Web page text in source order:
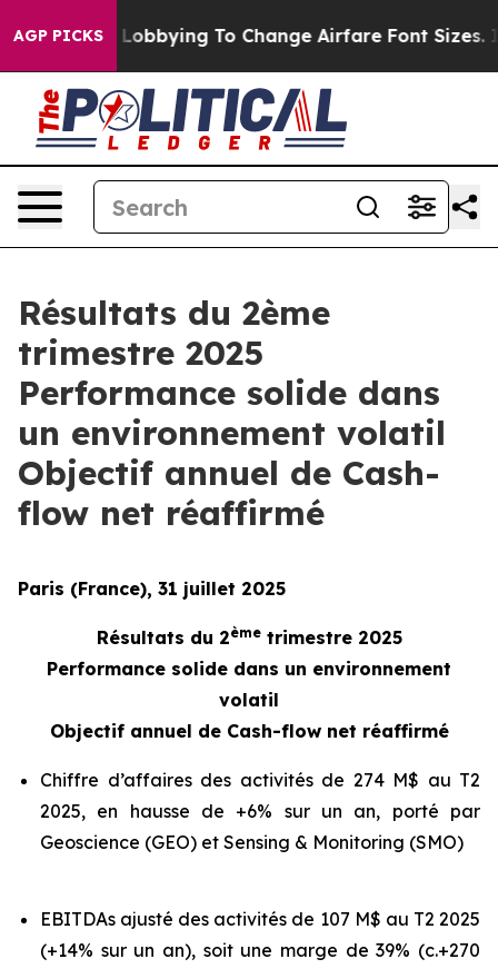
AGP PICKSTo Change Airfare Font Sizes. It’s Gonna
Résultats du 2ème
trimestre 2025
Performance solide dans
un environnement volatil
Objectif annuel de Cash-
flow net réaffirmé
Paris (France), 31 juillet 2025
Résultats du 2èmetrimestre 2025
Performance solide dans un environnement
volatil
Objectif annuel de Cash-flow net réaffirmé
Chiffre d’affaires des activités de 274 M$ au T2
2025, en hausse de +6% sur un an, porté par
Geoscience (GEO) et Sensing & Monitoring (SMO)
EBITDAs ajusté des activités de 107 M$ au T2 2025
(+14% sur un an), soit une marge de 39% (c.+270